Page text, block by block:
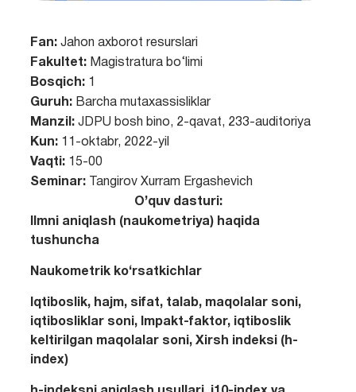
Fan: Jahon axborot resurslari
Fakultet:Magistratura bo‘limi
Bosqich:1
Guruh:Barcha mutaxassisliklar
Manzil:JDPU bosh bino, 2-qavat, 233-auditoriya
Kun: 11-oktabr, 2022-yil
Vaqti:15-00
Seminar:Tangirov Xurram Ergashevich
O’quv dasturi:
Ilmni aniqlash (naukometriya) haqida
tushuncha
Naukometrik ko‘rsatkichlar
Iqtiboslik, hajm, sifat, talab, maqolalar soni,
iqtibosliklar soni, Impakt-faktor, iqtiboslik
keltirilgan maqolalar soni, Xirsh indeksi (h-
index)